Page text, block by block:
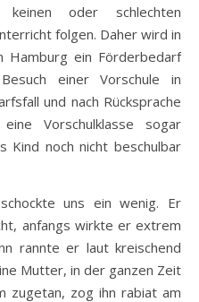
oder schlechten
folgen. Daher wird in
Hamburg ein Förderbedarf
einer Vorschule in
und nach Rücksprache
Vorschulklasse sogar
Kind noch nicht beschulbar
uns ein wenig. Er
anfangs wirkte er extrem
rannte er laut kreischend
Mutter, in der ganzen Zeit
zugetan, zog ihn rabiat am